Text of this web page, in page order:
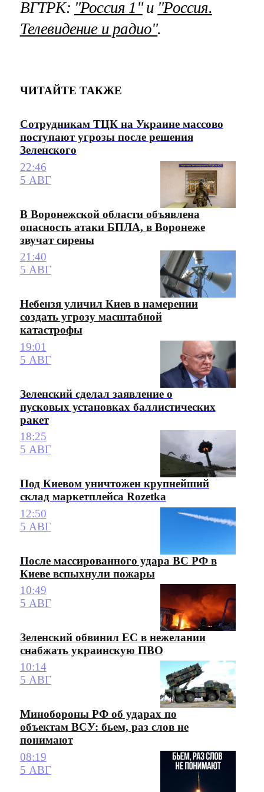
ВГТРК: "Россия 1"и "Россия.
Телевидение и радио".
ЧИТАЙТЕ ТАКЖЕ
Сотрудникам ТЦК на Украине массово
поступают угрозы после решения
Зеленского
22:46
5 АВГ
В Воронежской области объявлена
опасность атаки БПЛА, в Воронеже
звучат сирены
21:40
5 АВГ
Небензя уличил Киев в намерении
создать угрозу масштабной
катастрофы
19:01
5 АВГ
Зеленский сделал заявление о
пусковых установках баллистических
ракет
18:25
5 АВГ
Под Киевом уничтожен крупнейший
склад маркетплейса Rozetka
12:50
5 АВГ
После массированного удара ВС РФ в
Киеве вспыхнули пожары
10:49
5 АВГ
Зеленский обвинил ЕС в нежелании
снабжать украинскую ПВО
10:14
5 АВГ
Минобороны РФ об ударах по
объектам ВСУ: бьем, раз слов не
понимают
08:19
5 АВГ